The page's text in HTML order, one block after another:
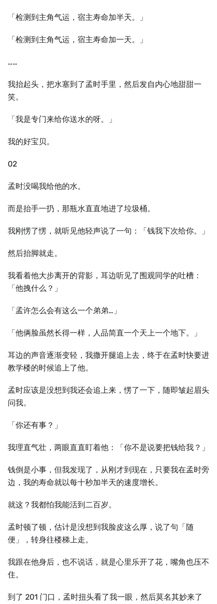
「检测到主角气运，宿主寿命加半天。」
「检测到主角气运，宿主寿命加一天。」
……
我抬起头，把水塞到了孟时手里，然后发自内心地甜甜一
笑。
「我是专门来给你送水的呀。」
我的好宝贝。
02
孟时没喝我给他的水。
而是抬手一扔，那瓶水直直地进了垃圾桶。
我刚愣了愣，就听见他轻声说了一句：「钱我下次给你。」
然后抬脚就走。
我看着他大步离开的背影，耳边听见了围观同学的吐槽：
「他拽什么？」
「孟许怎么会有这么一个弟弟…」
「他俩脸虽然长得一样，人品简直一个天上一个地下。」
耳边的声音逐渐变轻，我撒开腿追上去，终于在孟时快要进
教学楼的时候追上了他。
孟时应该是没想到我还会追上来，愣了一下，随即皱起眉头
问我。
「你还有事？」
我理直气壮，两眼直直盯着他：「你不是说要把钱给我？」
钱倒是小事，但我发现了，从刚才到现在，只要我在孟时旁
边，我的寿命就以每十秒加半天的速度增长。
就这？我都怕我能活到二百岁。
孟时顿了顿，估计是没想到我脸皮这么厚，说了句「随
便」，转身往楼梯上走。
我跟在他身后，也不说话，就是心里乐开了花，嘴角也压不
住。
到了 201 门口，孟时扭头看了我一眼，然后莫名其妙来了